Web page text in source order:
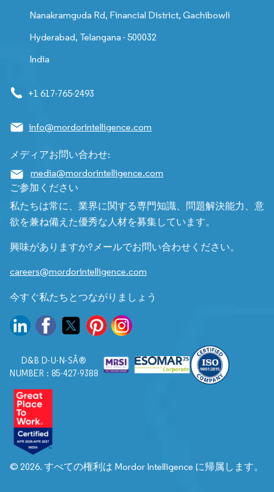
Nanakramguda Rd, Financial District, Gachibowli
Hyderabad, Telangana - 500032
India
+1 617-765-2493
info@mordorintelligence.com
メディアお問い合わせ:
media@mordorintelligence.com
ご参加ください
私たちは常に、業界に関する専門知識、問題解決能力、意
欲を兼ね備えた優秀な人材を募集しています。
興味がありますか?メールでお問い合わせください。
careers@mordorintelligence.com
今すぐ私たちとつながりましょう
D&B D-U-N-SÂ®
NUMBER : 85-427-9388
© 2026. すべての権利は Mordor Intelligence に帰属します。